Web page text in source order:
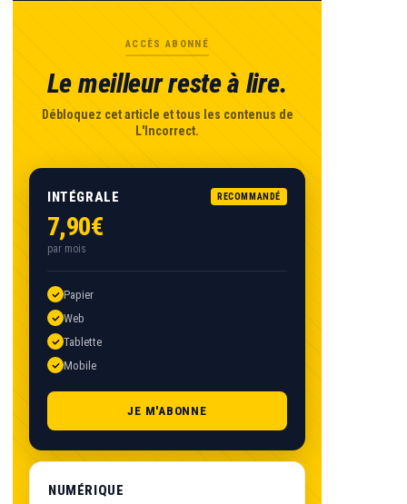
ACCÈS ABONNÉ
Le meilleur reste à lire.
Débloquez cet article et tous les contenus de
L'Incorrect.
INTÉGRALE RECOMMANDÉ
7,90€
par mois
Papier
Web
Tablette
Mobile
JE M'ABONNE
NUMÉRIQUE